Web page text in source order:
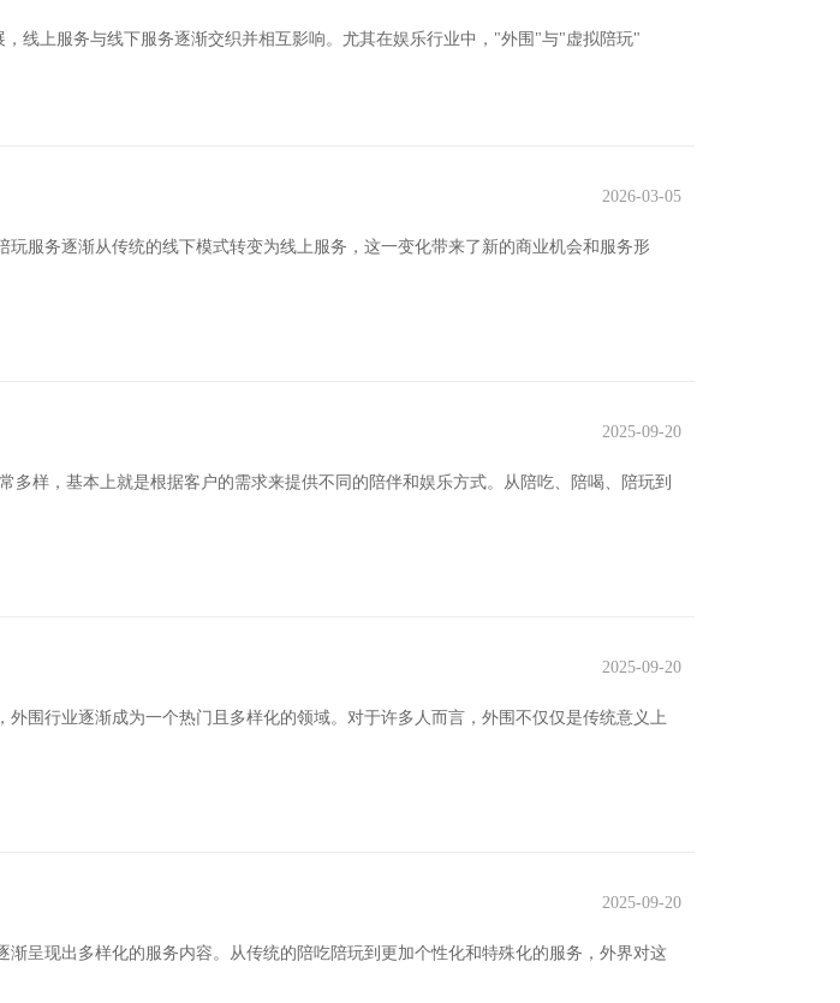
线上服务与线下服务逐渐交织并相互影响。尤其在娱乐行业中，"外围"与"虚拟陪玩"
2026-03-05
服务逐渐从传统的线下模式转变为线上服务，这一变化带来了新的商业机会和服务形
2025-09-20
样，基本上就是根据客户的需求来提供不同的陪伴和娱乐方式。从陪吃、陪喝、陪玩到
2025-09-20
围行业逐渐成为一个热门且多样化的领域。对于许多人而言，外围不仅仅是传统意义上
2025-09-20
呈现出多样化的服务内容。从传统的陪吃陪玩到更加个性化和特殊化的服务，外界对这